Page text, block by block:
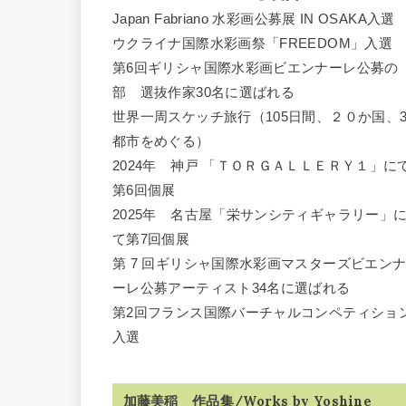
Japan Fabriano 水彩画公募展 IN OSAKA入選
ウクライナ国際水彩画祭「FREEDOM」入選
第6回ギリシャ国際水彩画ビエンナーレ公募の
部 選抜作家30名に選ばれる
世界一周スケッチ旅行（105日間、２０か国、
都市をめぐる）
2024年 神戸 「ＴＯＲＧＡＬＬＥＲＹ１」に
第6回個展
2025年 名古屋「栄サンシティギャラリー」に
て第7回個展
第 7 回ギリシャ国際水彩画マスターズビエンナ
ーレ公募アーティスト34名に選ばれる
第2回フランス国際バーチャルコンペティショ
入選
加藤美稲 作品集/Works by Yoshine